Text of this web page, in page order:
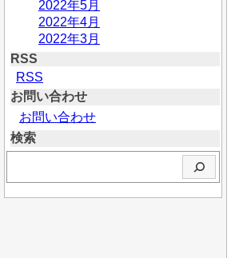
2022年5月
2022年4月
2022年3月
RSS
RSS
お問い合わせ
お問い合わせ
検索